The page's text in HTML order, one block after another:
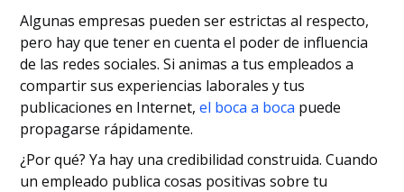
Algunas empresas pueden ser estrictas al respecto,
pero hay que tener en cuenta el poder de influencia
de las redes sociales. Si animas a tus empleados a
compartir sus experiencias laborales y tus
publicaciones en Internet,el boca a boca puede
propagarse rápidamente.
¿Por qué? Ya hay una credibilidad construida. Cuando
un empleado publica cosas positivas sobre tu